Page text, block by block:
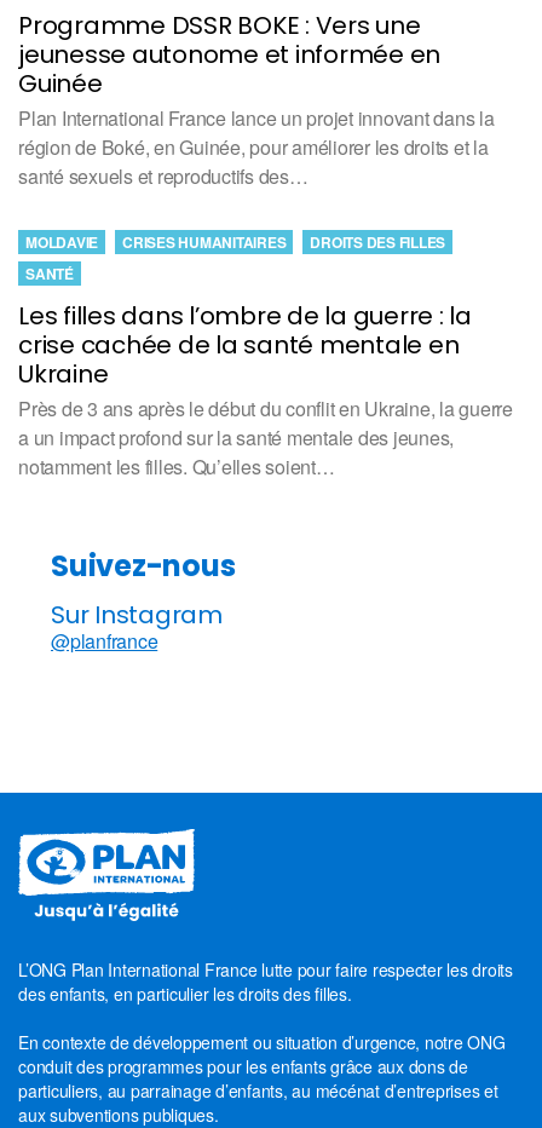
Programme DSSR BOKE : Vers une
jeunesse autonome et informée en
Guinée
Plan International France lance un projet innovant dans la
région de Boké, en Guinée, pour améliorer les droits et la
santé sexuels et reproductifs des…
Les filles dans l’ombre de la guerre : la
crise cachée de la santé mentale en
Ukraine
MOLDAVIE CRISES HUMANITAIRES
DROITS DES FILLES
SANTÉ
Près de 3 ans après le début du conflit en Ukraine, la guerre
a un impact profond sur la santé mentale des jeunes,
notamment les filles. Qu’elles soient…
Suivez-nous
Sur Instagram
@planfrance
L’ONG Plan International France lutte pour faire respecter les droits
des enfants, en particulier les droits des filles.
En contexte de développement ou situation d’urgence, notre ONG
conduit des programmes pour les enfants grâce aux dons de
particuliers, au parrainage d’enfants, au mécénat d’entreprises et
aux subventions publiques.